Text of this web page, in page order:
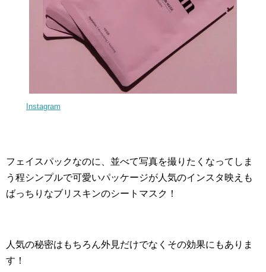
Instagram
フェイスパックなのに、並べて写真を撮りたくなってしま
う程シンプルで可愛いパッケージが人気のインスタ映えも
ばっちりなブリスキンのシートマスク！
人気の秘密はもちろん外見だけでなくその効果にもありま
す！